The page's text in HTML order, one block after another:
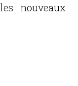
nouveaux